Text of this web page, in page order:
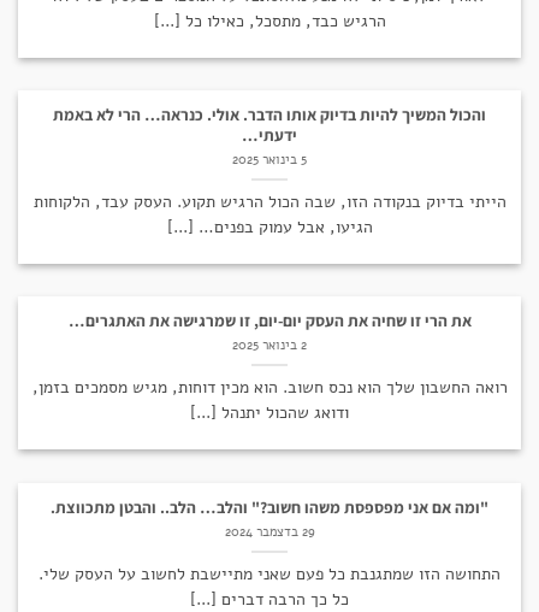
הרגיש כבד, מתסכל, כאילו כל [...]
והכול המשיך להיות בדיוק אותו הדבר. אולי. כנראה… הרי לא באמת
ידעתי…
5 בינואר 2025
הייתי בדיוק בנקודה הזו, שבה הכול הרגיש תקוע. העסק עבד, הלקוחות
הגיעו, אבל עמוק בפנים… [...]
את הרי זו שחיה את העסק יום-יום, זו שמרגישה את האתגרים…
2 בינואר 2025
רואה החשבון שלך הוא נכס חשוב. הוא מכין דוחות, מגיש מסמכים בזמן,
ודואג שהכול יתנהל [...]
"ומה אם אני מפספסת משהו חשוב?" והלב… הלב.. והבטן מתכווצת.
29 בדצמבר 2024
התחושה הזו שמתגנבת כל פעם שאני מתיישבת לחשוב על העסק שלי.
כל כך הרבה דברים [...]